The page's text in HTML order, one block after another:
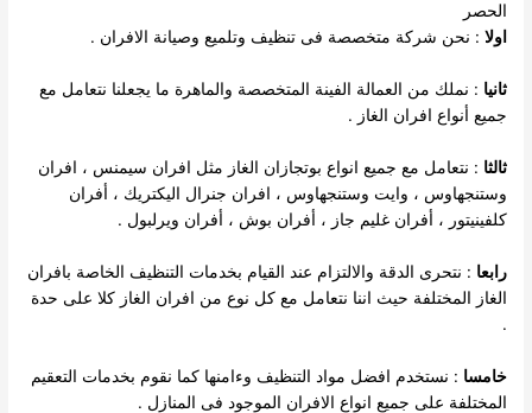
الحصر
اولا : نحن شركة متخصصة فى تنظيف وتلميع وصيانة الافران .
ثانيا : نملك من العمالة الفينة المتخصصة والماهرة ما يجعلنا نتعامل مع
جميع أنواع افران الغاز .
ثالثا : نتعامل مع جميع انواع بوتجازان الغاز مثل افران سيمنس ، افران
وستنجهاوس ، وايت وستنجهاوس ، افران جنرال اليكتريك ، أفران
كلفينيتور ، أفران غليم جاز ، أفران بوش ، أفران ويرلبول .
رابعا : نتحرى الدقة والالتزام عند القيام بخدمات التنظيف الخاصة بافران
الغاز المختلفة حيث اننا نتعامل مع كل نوع من افران الغاز كلا على حدة
.
خامسا : نستخدم افضل مواد التنظيف وءامنها كما نقوم بخدمات التعقيم
المختلفة على جميع انواع الافران الموجود فى المنازل .